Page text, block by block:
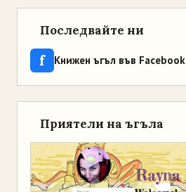
Последвайте ни
f Книжен ъгъл във Facebook
Приятели на ъгъла